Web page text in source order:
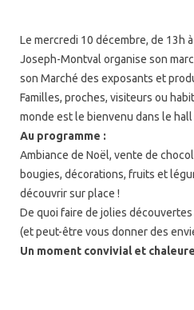
Le mercredi 10 décembre, de 13h
Joseph-Montval organise son
son Marché des exposants et
Familles, proches, visiteurs ou
monde est le bienvenu dans le hall
Au programme :
Ambiance de Noël, vente de
bougies, décorations, fruits et
découvrir sur place !
De quoi faire de jolies
(et peut-être vous donner des
Un moment convivial et